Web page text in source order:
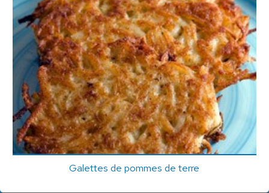
Galettes de pommes de terre